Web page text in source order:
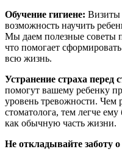
Обучение гигиене: Визиты
возможность научить
Мы даем полезные советы
что помогает
всю жизнь.
Устранение страха перед
помогут вашему ребенку
уровень тревожности.
стоматолога, тем легче
как обычную часть жизни.
Не откладывайте заботу